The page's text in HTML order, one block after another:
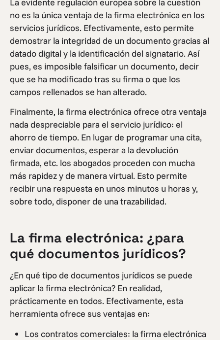
no es la única ventaja de la firma electrónica en los
servicios jurídicos. Efectivamente, esto permite
demostrar la integridad de un documento gracias al
datado digital y la identificación del signatario. Así
pues, es imposible falsificar un documento, decir
que se ha modificado tras su firma o que los
campos rellenados se han alterado.
Finalmente, la firma electrónica ofrece otra ventaja
nada despreciable para el servicio jurídico: el
ahorro de tiempo. En lugar de programar una cita,
enviar documentos, esperar a la devolución
firmada, etc. los abogados proceden con mucha
más rapidez y de manera virtual. Esto permite
recibir una respuesta en unos minutos u horas y,
sobre todo, disponer de una trazabilidad.
La firma electrónica: ¿para
qué documentos jurídicos?
¿En qué tipo de documentos jurídicos se puede
aplicar la firma electrónica? En realidad,
prácticamente en todos. Efectivamente, esta
herramienta ofrece sus ventajas en:
Los contratos comerciales: la firma electrónica